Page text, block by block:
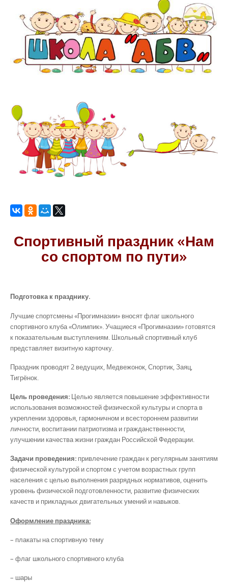
Спортивный праздник «Нам
со спортом по пути»
Подготовка к празднику.
Лучшие спортсмены «Прогимназии» вносят флаг школьного
спортивного клуба «Олимпик». Учащиеся «Прогимназии» готовятся
к показательным выступлениям. Школьный спортивный клуб
представляет визитную карточку.
Праздник проводят 2 ведущих, Медвежонок, Спортик, Заяц,
Тигрёнок.
Цель проведения: Целью является повышение эффективности
использования возможностей физической культуры и спорта в
укреплении здоровья, гармоничном и всестороннем развитии
личности, воспитании патриотизма и гражданственности,
улучшении качества жизни граждан Российской Федерации.
Задачи проведения: привлечение граждан к регулярным занятиям
физической культурой и спортом с учетом возрастных групп
населения с целью выполнения разрядных нормативов, оценить
уровень физической подготовленности, развитие физических
качеств и прикладных двигательных умений и навыков.
Оформление праздника:
– плакаты на спортивную тему
– флаг школьного спортивного клуба
– шары